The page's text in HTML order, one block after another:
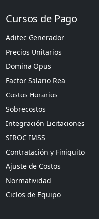
Cursos de Pago
Aditec Generador
Precios Unitarios
Domina Opus
Factor Salario Real
Costos Horarios
Sobrecostos
Integración Licitaciones
SIROC IMSS
Contratación y Finiquito
Ajuste de Costos
Normatividad
Ciclos de Equipo